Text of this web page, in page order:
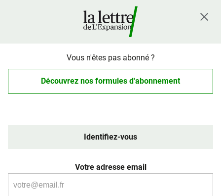
Vous n'êtes pas abonné ?
Découvrez nos formules d'abonnement
Identifiez-vous
Votre adresse email